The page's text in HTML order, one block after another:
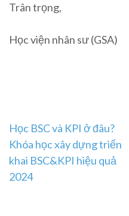
Trân trọng,
Học viện nhân sư (GSA)
Post
navigation
Học BSC và KPI ở đâu?
Khóa học xây dựng triển
khai BSC&KPI hiệu quả
2024